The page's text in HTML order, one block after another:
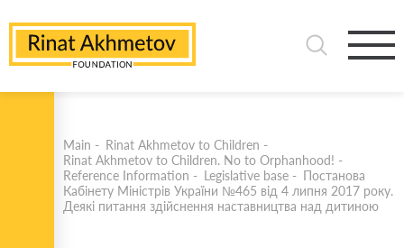
Main - Rinat Akhmetov to Children -
Rinat Akhmetov to Children. No to Orphanhood! -
Reference Information - Legislative base - Постанова
Кабінету Міністрів України №465 від 4 липня 2017 року.
Деякі питання здійснення наставництва над дитиною